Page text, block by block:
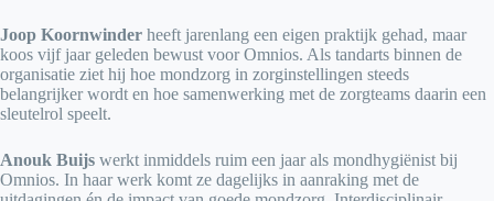
Joop Koornwinder heeft jarenlang een eigen praktijk gehad, maar
koos vijf jaar geleden bewust voor Omnios. Als tandarts binnen de
organisatie ziet hij hoe mondzorg in zorginstellingen steeds
belangrijker wordt en hoe samenwerking met de zorgteams daarin een
sleutelrol speelt.
Anouk Buijs werkt inmiddels ruim een jaar als mondhygiënist bij
Omnios. In haar werk komt ze dagelijks in aanraking met de